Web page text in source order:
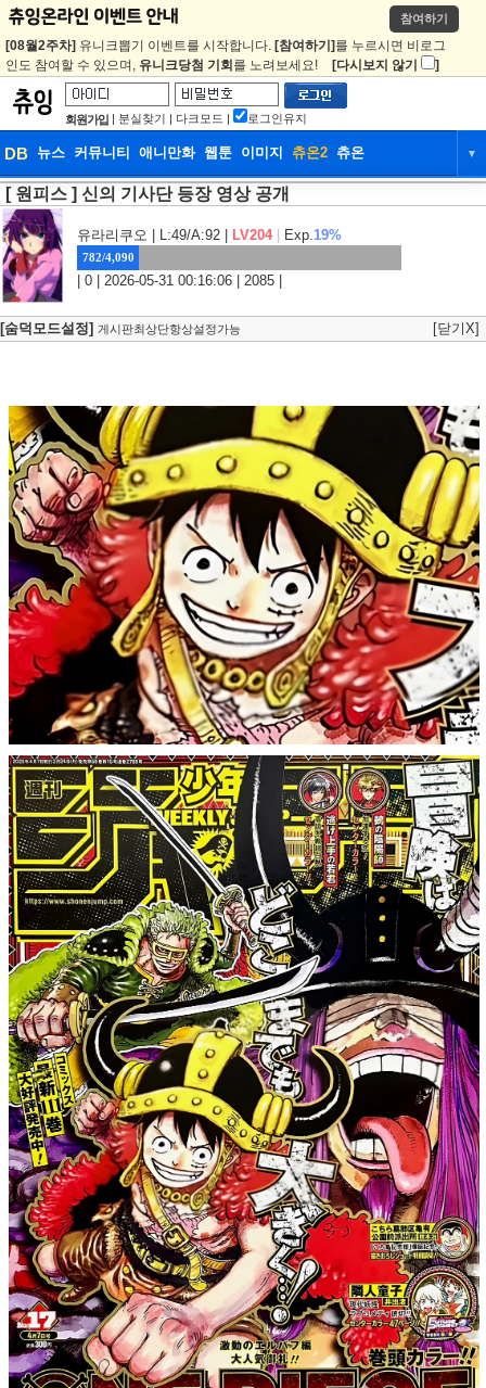
참여하기
[08월2주차] 유니크뽑기 이벤트를 시작합니다. [참여하기] 를 누르시면 비로그
인도 참여할 수 있으며, 유니크당첨 기회 를 노려보세요! [다시보지 않기 ]
회원가입 | 분실찾기 | 다크모드 | 로그인유지
DB 뉴스 커뮤니티 애니만화 웹툰 이미지 츄온2 츄온 ▼
DB 뉴스 커뮤니티
웹툰 이미지 츄온2
[ 원피스 ] 신의 기사단 등장 영상 공개
유라리쿠오 | L:49/A:92 | LV204 Exp.19%
782/4,090
| 0 | 2026-05-31 00:16:06 | 2085 |
[숨덕모드설정] 게시판최상단항상설정가능 [닫기X]